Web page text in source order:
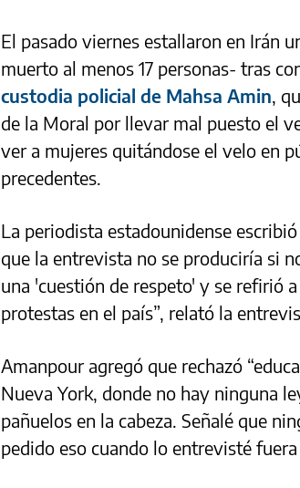
El pasado viernes estallaron en Irán
muerto al menos 17 personas- tras
custodia policial de Mahsa Amin,
de la Moral por llevar mal puesto el
ver a mujeres quitándose el velo en
precedentes.
La periodista estadounidense
que la entrevista no se produciría si
una 'cuestión de respeto' y se refirió
protestas en el país”, relató la
Amanpour agregó que rechazó
Nueva York, donde no hay ninguna
pañuelos en la cabeza. Señalé que
pedido eso cuando lo entrevisté fuera